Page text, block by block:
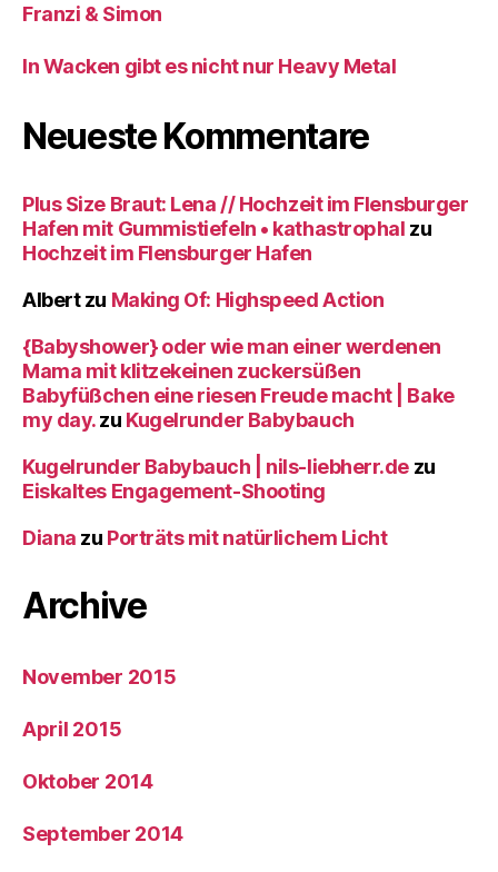
Franzi & Simon
In Wacken gibt es nicht nur Heavy Metal
Neueste Kommentare
Plus Size Braut: Lena // Hochzeit im Flensburger
Hafen mit Gummistiefeln • kathastrophal zu
Hochzeit im Flensburger Hafen
Albertzu Making Of: Highspeed Action
{Babyshower} oder wie man einer werdenen
Mama mit klitzekeinen zuckersüßen
Babyfüßchen eine riesen Freude macht | Bake
my day.zu Kugelrunder Babybauch
Kugelrunder Babybauch | nils-liebherr.de zu
Eiskaltes Engagement-Shooting
Diana zu Porträts mit natürlichem Licht
Archive
November 2015
April 2015
Oktober 2014
September 2014